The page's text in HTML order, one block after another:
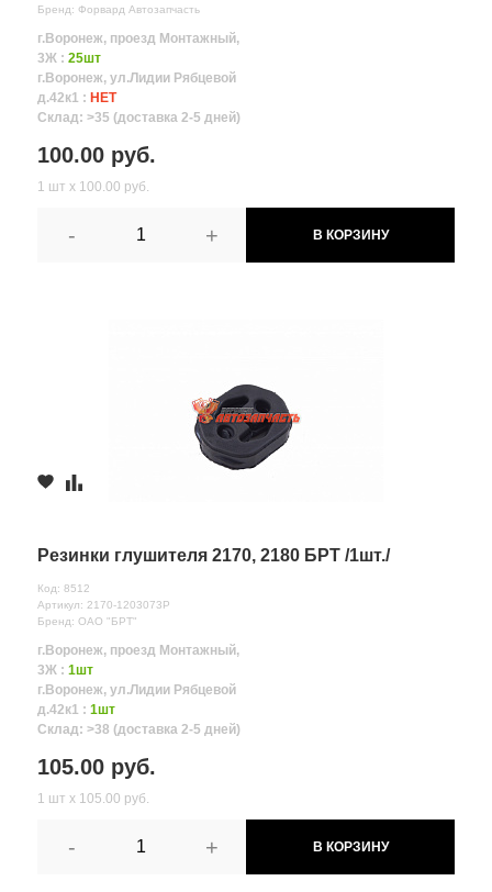
Бренд: Форвард Автозапчасть
г.Воронеж, проезд Монтажный,
3Ж : 25шт
г.Воронеж, ул.Лидии Рябцевой
д.42к1 : НЕТ
Склад: >35 (доставка 2-5 дней)
100.00 руб.
1 шт х 100.00 руб.
- + В КОРЗИНУ
Резинки глушителя 2170, 2180 БРТ /1шт./
Код: 8512
Артикул: 2170-1203073Р
Бренд: ОАО "БРТ"
г.Воронеж, проезд Монтажный,
3Ж : 1шт
г.Воронеж, ул.Лидии Рябцевой
д.42к1 : 1шт
Склад: >38 (доставка 2-5 дней)
105.00 руб.
1 шт х 105.00 руб.
- + В КОРЗИНУ